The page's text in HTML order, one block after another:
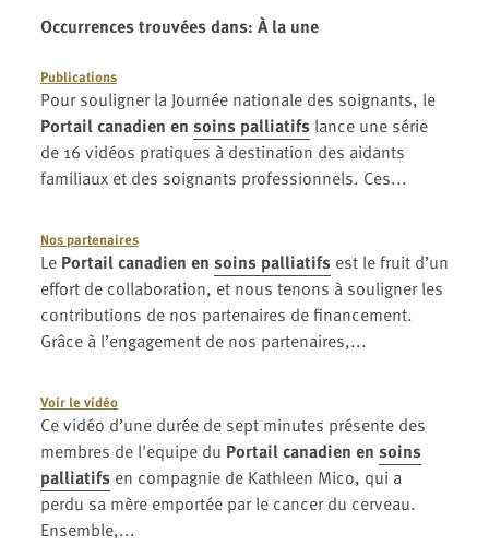
Occurrences trouvées dans: À la une
Publications
Pour souligner la Journée nationale des soignants, le
Portail canadien en soins palliatifs lance une série
de 16 vidéos pratiques à destination des aidants
familiaux et des soignants professionnels. Ces...
Nos partenaires
Le Portail canadien en soins palliatifs est le fruit d’un
effort de collaboration, et nous tenons à souligner les
contributions de nos partenaires de financement.
Grâce à l’engagement de nos partenaires,...
Voir le vidéo
Ce vidéo d’une durée de sept minutes présente des
membres de l'equipe du Portail canadien en soins
palliatifs en compagnie de Kathleen Mico, qui a
perdu sa mère emportée par le cancer du cerveau.
Ensemble,...